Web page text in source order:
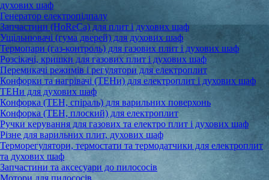
духових шаф
Генератор електропідпалу
Запчастини (HoReCa) для плит і духових шаф
Ущільнювачі (гума дверей) для духових шаф
Термопари (газ-контроль) для газових плит і духових шаф
Розсікачі, кришки для газових плит і духових шаф
Перемикачі режимів і регулятори для електроплит
Конфорки та нагрівачі (ТЕНи) для електроплит і духових шаф
ТЕНи для духових шаф
Конфорка (ТЕН, спіраль) для варильних поверхонь
Конфорка (ТЕН, плоский) для електроплит
Ручки керування для газових та електро плит і духових шаф
Різне для варильних плит, духових шаф
Терморегулятори, термостати та термодатчики для електроплит
та духових шаф
Запчастини та аксесуари до пилососів
Мотори для пилососів